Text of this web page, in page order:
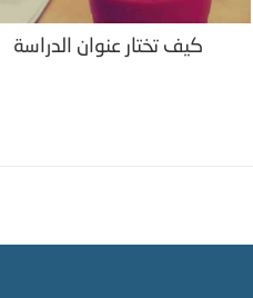
كيف تختار عنوان الدراسة